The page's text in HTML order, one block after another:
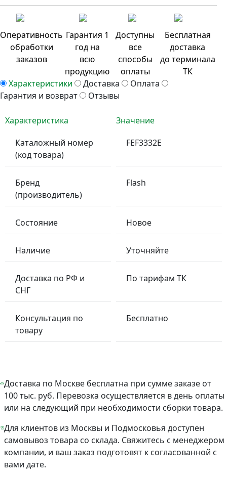
Оперативность
обработки
заказов
Гарантия 1
год на
всю
продукцию
Доступны
все
способы
оплаты
Бесплатная
доставка
до терминала
ТК
Характеристики
Доставка
Оплата
Гарантия и возврат
Отзывы
Характеристика
Значение
Каталожный номер
(код товара)
FEF3332E
Бренд
(производитель)
Flash
Состояние Новое
Наличие Уточняйте
Доставка по РФ и
СНГ
По тарифам ТК
Консультация по
товару
Бесплатно
Доставка по Москве бесплатна при сумме заказе от
100 тыс. руб. Перевозка осуществляется в день оплаты
или на следующий при необходимости сборки товара.
Для клиентов из Москвы и Подмосковья доступен
самовывоз товара со склада. Свяжитесь с менеджером
компании, и ваш заказ подготовят к согласованной с
вами дате.